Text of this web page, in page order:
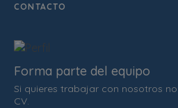
CONTACTO
Forma parte del equipo
Si quieres trabajar con nosotros
CV.